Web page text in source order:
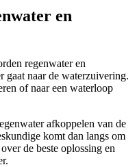
en
regenwater en
gaat naar de waterzuivering.
of naar een waterloop
afkoppelen van de
komt dan langs om
de beste oplossing en